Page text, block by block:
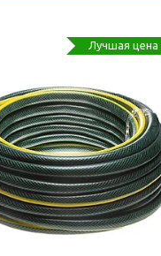
Лучшая цена